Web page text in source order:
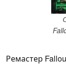
Ремастер